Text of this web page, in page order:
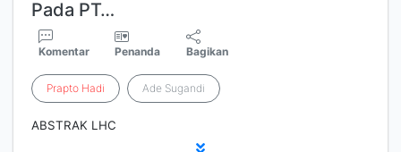
Pada PT…
Komentar Penanda Bagikan
Prapto Hadi Ade Sugandi
ABSTRAK LHC